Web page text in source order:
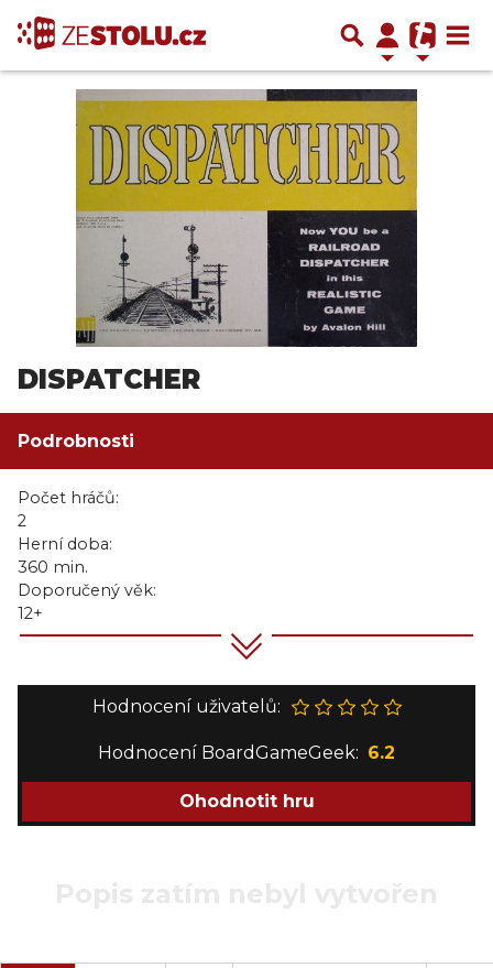
DISPATCHER
Podrobnosti
Počet hráčů:
2
Herní doba:
360 min.
Doporučený věk:
12+
Hodnocení uživatelů:
Hodnocení BoardGameGeek: 6.2
Ohodnotit hru